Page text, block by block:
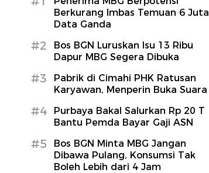
Berkurang Imbas Temuan 6 Juta
Data Ganda
#2
Bos BGN Luruskan Isu 13 Ribu
Dapur MBG Segera Dibuka
#3
Pabrik di Cimahi PHK Ratusan
Karyawan, Menperin Buka Suara
#4
Purbaya Bakal Salurkan Rp 20 T
Bantu Pemda Bayar Gaji ASN
#5
Bos BGN Minta MBG Jangan
Dibawa Pulang, Konsumsi Tak
Boleh Lebih dari 4 Jam